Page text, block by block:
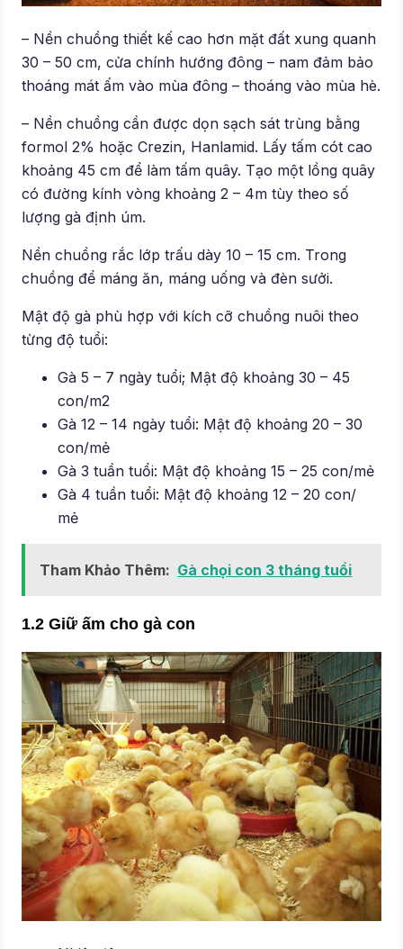
– Nền chuồng thiết kế cao hơn mặt đất xung quanh
30 – 50 cm, cửa chính hướng đông – nam đảm bảo
thoáng mát ấm vào mùa đông – thoáng vào mùa hè.
– Nền chuồng cần được dọn sạch sát trùng bằng
formol 2% hoặc Crezin, Hanlamid. Lấy tấm cót cao
khoảng 45 cm để làm tấm quây. Tạo một lồng quây
có đường kính vòng khoảng 2 – 4m tùy theo số
lượng gà định úm.
Nền chuồng rắc lớp trấu dày 10 – 15 cm. Trong
chuồng để máng ăn, máng uống và đèn sưởi.
Mật độ gà phù hợp với kích cỡ chuồng nuôi theo
từng độ tuổi:
Gà 5 – 7 ngày tuổi; Mật độ khoảng 30 – 45
con/m2
Gà 12 – 14 ngày tuổi: Mật độ khoảng 20 – 30
con/mẻ
Gà 3 tuần tuổi: Mật độ khoảng 15 – 25 con/mẻ
Gà 4 tuần tuổi: Mật độ khoảng 12 – 20 con/
mẻ
Tham Khảo Thêm: Gà chọi con 3 tháng tuổi
1.2 Giữ ấm cho gà con